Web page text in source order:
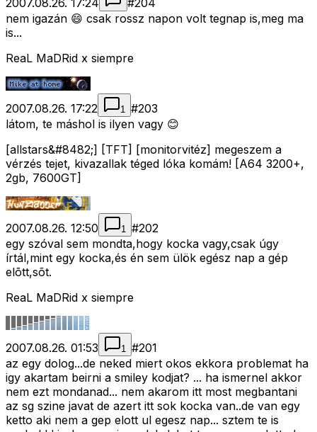
2007.08.26. 17:24 #204
nem igazán 😄 csak rossz napon volt tegnap is,meg ma
is...
ReaL MaDRid x siempre
2007.08.26. 17:22 1 #203
látom, te máshol is ilyen vagy 😊
[allstars&#8482;] [TFT] [monitorvitéz] megeszem a
vérzés tejet, kivazallak téged lóka komám! [A64 3200+,
2gb, 7600GT]
2007.08.26. 12:50 1 #202
egy szóval sem mondta,hogy kocka vagy,csak úgy
írtál,mint egy kocka,és én sem ülök egész nap a gép
elõtt,sõt.
ReaL MaDRid x siempre
2007.08.26. 01:53 1 #201
az egy dolog...de neked miert okos ekkora problemat ha
igy akartam beirni a smiley kodjat? ... ha ismernel akkor
nem ezt mondanad... nem akarom itt most megbantani
az sg szine javat de azert itt sok kocka van..de van egy
ketto aki nem a gep elott ul egesz nap... sztem te is